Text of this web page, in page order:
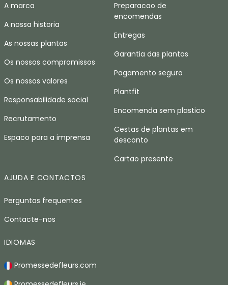
A marca
A nossa historia
As nossas plantas
Os nossos compromissos
Os nossos valores
Responsabilidade social
Recrutamento
Espaco para a imprensa
Preparacao de
encomendas
Entregas
Garantia das plantas
Pagamento seguro
Plantfit
Encomenda sem plastico
Cestas de plantas em
desconto
Cartao presente
AJUDA E CONTACTOS
Perguntas frequentes
Contacte-nos
IDIOMAS
Promessedefleurs.com